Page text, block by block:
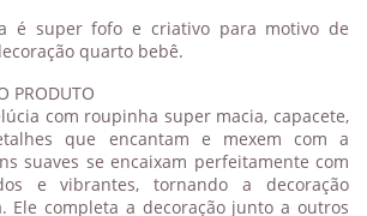
é super fofo e criativo para motivo de
quarto bebê.
PRODUTO
com roupinha super macia, capacete,
que encantam e mexem com a
suaves se encaixam perfeitamente com
e vibrantes, tornando a decoração
Ele completa a decoração junto a outros